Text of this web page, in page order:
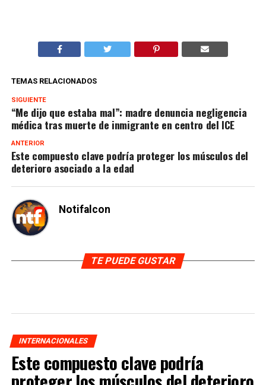
TEMAS RELACIONADOS
SIGUIENTE
“Me dijo que estaba mal”: madre denuncia negligencia
médica tras muerte de inmigrante en centro del ICE
ANTERIOR
Este compuesto clave podría proteger los músculos del
deterioro asociado a la edad
Notifalcon
TE PUEDE GUSTAR
INTERNACIONALES
Este compuesto clave podría